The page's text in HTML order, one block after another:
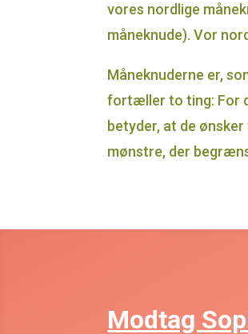
vores nordlige
måneknude). Vor
Måneknuderne er,
fortæller to ting: For
betyder, at de
mønstre, der
Modtag